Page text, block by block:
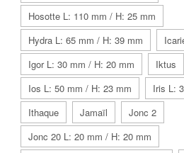
Hosotte L: 110 mm / H: 25 mm
Hydra L: 65 mm / H: 39 mm
Igor L: 30 mm / H: 20 mm
Iktus
Ios L: 50 mm / H: 23 mm
Iris L:
Ithaque
Jamaïl
Jonc 2
Jonc 20 L: 20 mm / H: 20 mm